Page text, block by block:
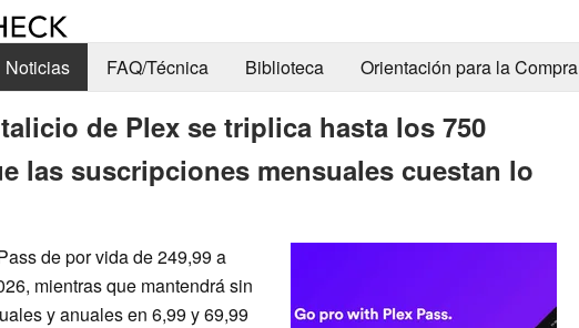
Noticias FAQ/Técnica Biblioteca Orientación para la Compra
de Plex se triplica hasta los 750
las suscripciones mensuales cuestan lo
de por vida de 249,99 a
mientras que mantendrá sin
y anuales en 6,99 y 69,99